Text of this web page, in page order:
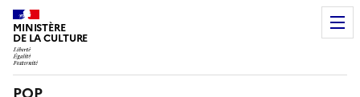
MINISTÈRE
DE LA CULTURE